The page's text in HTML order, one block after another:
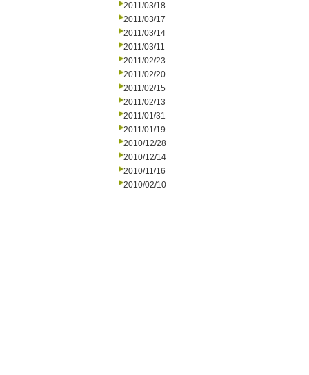
2011/03/18
2011/03/17
2011/03/14
2011/03/11
2011/02/23
2011/02/20
2011/02/15
2011/02/13
2011/01/31
2011/01/19
2010/12/28
2010/12/14
2010/11/16
2010/02/10